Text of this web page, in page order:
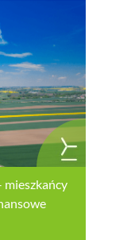
mieszkańcy